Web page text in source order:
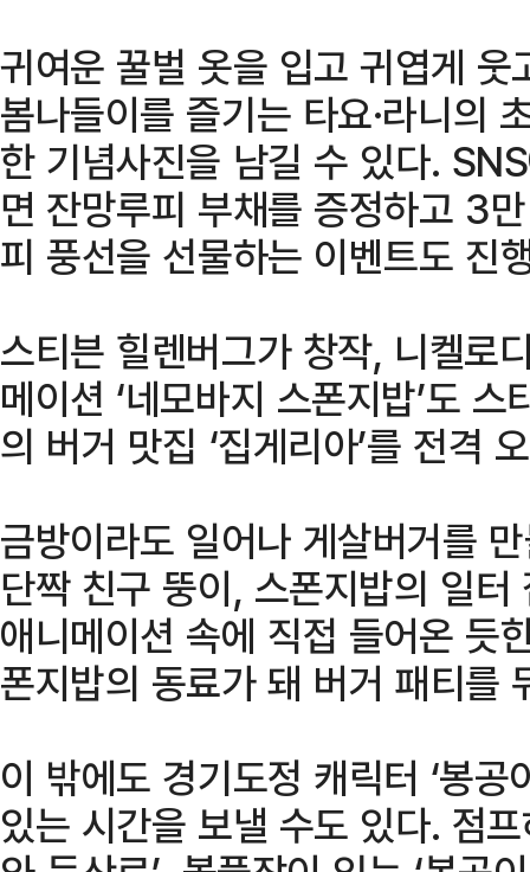
귀여운 꿀벌 옷을 입고 귀엽게
봄나들이를 즐기는 타요·라니의
한 기념사진을 남길 수 있다.
면 잔망루피 부채를 증정하고 3
피 풍선을 선물하는 이벤트도 진
스티븐 힐렌버그가 창작, 니켈로
메이션 ‘네모바지 스폰지밥’도
의 버거 맛집 ‘집게리아’를 전격
금방이라도 일어나 게살버거를
단짝 친구 뚱이, 스폰지밥의 일
애니메이션 속에 직접 들어온 듯
폰지밥의 동료가 돼 버거 패티를
이 밖에도 경기도정 캐릭터 ‘봉
있는 시간을 보낼 수도 있다. 점